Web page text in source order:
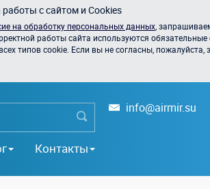
с сайтом и Cookies
на обработку персональных данных ,
работы сайта используются обязательные
типов cookie. Если вы не согласны, пожалуйста,
Контакты
info@airmir.su